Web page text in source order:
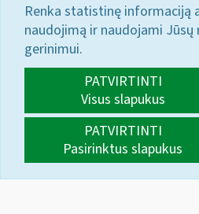
Renka statistinę informaciją
naudojimą ir naudojami
gerinimui.
PATVIRTINTI
Visus slapukus
PATVIRTINTI
Pasirinktus slapukus